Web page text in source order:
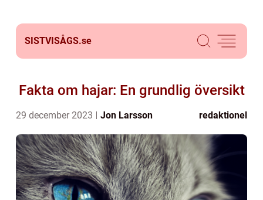
SISTVISÅGS.se
Fakta om hajar: En grundlig översikt
29 december 2023 Jon Larsson redaktionel